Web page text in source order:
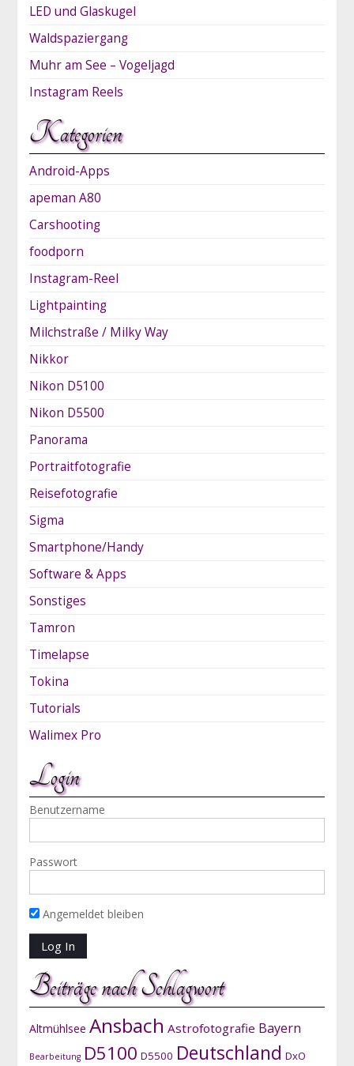
LED und Glaskugel
Waldspaziergang
Muhr am See – Vogeljagd
Instagram Reels
Kategorien
Android-Apps
apeman A80
Carshooting
foodporn
Instagram-Reel
Lightpainting
Milchstraße / Milky Way
Nikkor
Nikon D5100
Nikon D5500
Panorama
Portraitfotografie
Reisefotografie
Sigma
Smartphone/Handy
Software & Apps
Sonstiges
Tamron
Timelapse
Tokina
Tutorials
Walimex Pro
Login
Benutzername
Passwort
Angemeldet bleiben
Beiträge nach Schlagwort
Altmühlsee Ansbach Astrofotografie Bayern
Bearbeitung D5100 D5500 Deutschland DxO